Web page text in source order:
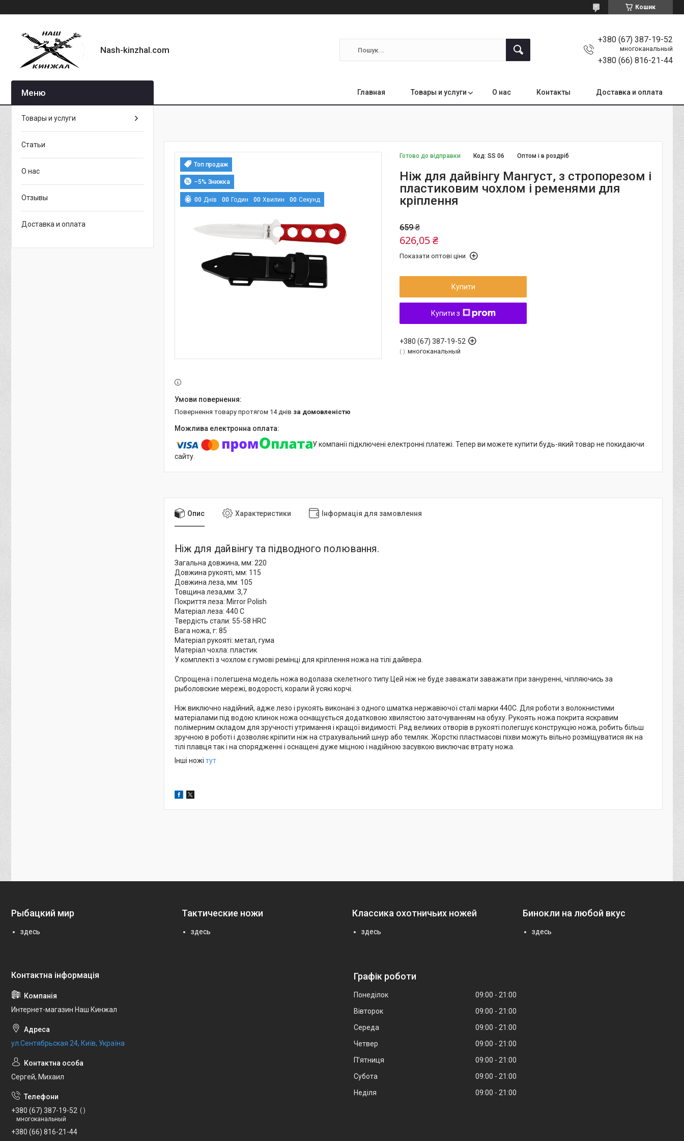
Кошик
Nash-kinzhal.com
+380 (67) 387-19-52
многоканальный
+380 (66) 816-21-44
Главная Товары и услуги О нас Контакты Доставка и оплата
Топ продаж
–5%
00 Днів 00 Годин 00 Хвилин 00 Секунд
Готово до відправки Оптом і в роздріб
Код:SS 06
Ніж для дайвінгу Мангуст, з стропорезом і
пластиковим чохлом і ременями для
кріплення
659 ₴
626,05 ₴
Показати оптові ціни
Купити
Купити з
+380 (67) 387-19-52
многоканальный
повернення товару протягом 14 днів за домовленістю
У компанії підключені електронні платежі. Тепер ви можете купити будь-який товар не покидаючи
сайту.
Опис Характеристики Інформація для замовлення
Ніж для дайвінгу та підводного полювання.
Загальна довжина, мм: 220
Довжина рукояті, мм: 115
Довжина леза, мм: 105
Товщина леза,мм: 3,7
Покриття леза: Mirror Polish
Матеріал леза: 440 C
Твердість стали: 55-58 HRC
Вага ножа, г: 85
Матеріал рукояті: метал, гума
Матеріал чохла: пластик
У комплекті з чохлом є гумові ремінці для кріплення ножа на тілі дайвера.
Спрощена і полегшена модель ножа водолаза скелетного типу.Цей ніж не буде заважати заважати при зануренні, чіпляючись за
рыболовские мережі, водорості, корали й усякі корчі.
Ніж виключно надійний, адже лезо і рукоять виконані з одного шматка нержавіючої сталі марки 440С. Для роботи з волокнистими
матеріалами під водою клинок ножа оснащується додатковою хвилястою заточуванням на обуху. Рукоять ножа покрита яскравим
полімерним складом для зручності утримання і кращої видимості. Ряд великих отворів в рукояті полегшує конструкцію ножа, робить більш
зручною в роботі і дозволяє кріпити ніж на страхувальний шнур або темляк. Жорсткі пластмасові піхви можуть вільно розміщуватися як на
тілі плавця так і на спорядженні і оснащені дуже міцною і надійною засувкою виключає втрату ножа.
Інші ножі тут
Товары и услуги
Статьи
О нас
Отзывы
Доставка и оплата
Рыбацкий мир
здесь
Тактические ножи
здесь
Классика охотничьих ножей
здесь
Бинокли на любой вкус
здесь
Интернет-магазин Наш Кинжал
ул.Сентябрьская 24, Київ, Україна
Сергей, Михаил
+380 (67) 387-19-52
многоканальный
+380 (66) 816-21-44
Графік роботи
Понеділок 09:00
21:00
Вівторок
09:00
21:00
Середа
09:00
21:00
Четвер
09:00
21:00
Пʼятниця
09:00
21:00
Субота
09:00
21:00
Неділя
09:00 21:00